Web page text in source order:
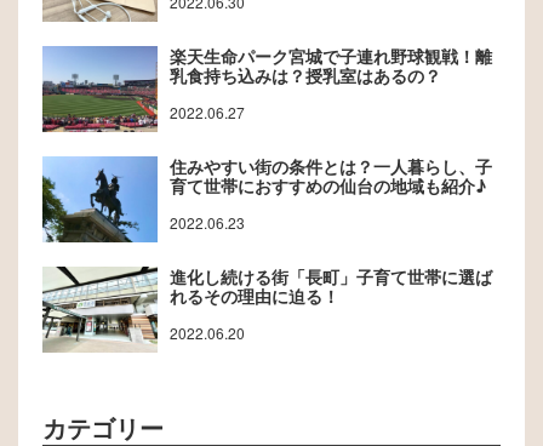
楽天生命パーク宮城で子連れ野球観戦！離
乳食持ち込みは？授乳室はあるの？
2022.06.27
住みやすい街の条件とは？一人暮らし、子
育て世帯におすすめの仙台の地域も紹介♪
2022.06.23
進化し続ける街「長町」子育て世帯に選ば
れるその理由に迫る！
2022.06.20
カテゴリー